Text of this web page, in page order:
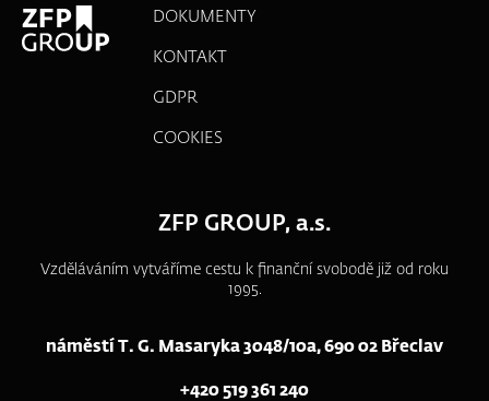
DOKUMENTY
KONTAKT
GDPR
COOKIES
ZFP GROUP, a.s.
Vzděláváním vytváříme cestu k finanční svobodě již od roku
1995.
náměstí T. G. Masaryka 3048/10a, 690 02 Břeclav
+420 519 361 240